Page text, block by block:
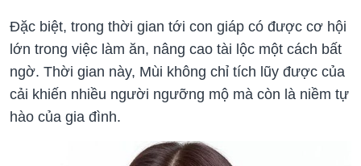
Đặc biệt, trong thời gian tới con giáp có được cơ hội
lớn trong việc làm ăn, nâng cao tài lộc một cách bất
ngờ. Thời gian này, Mùi không chỉ tích lũy được của
cải khiến nhiều người ngưỡng mộ mà còn là niềm tự
hào của gia đình.